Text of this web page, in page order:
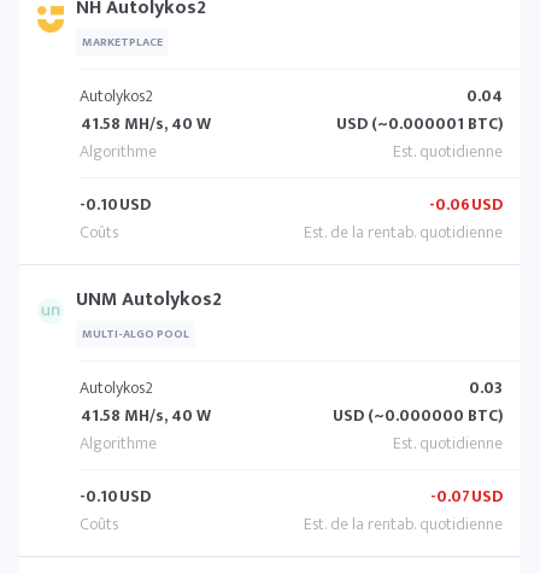
NH Autolykos2
MARKETPLACE
Autolykos2
41.58 MH/s, 40 W
0.04
USD (~0.000001 BTC)
-0.10USD -0.06USD
UNM Autolykos2
MULTI-ALGO POOL
Autolykos2
41.58 MH/s, 40 W
0.03
USD (~0.000000 BTC)
-0.10USD -0.07USD